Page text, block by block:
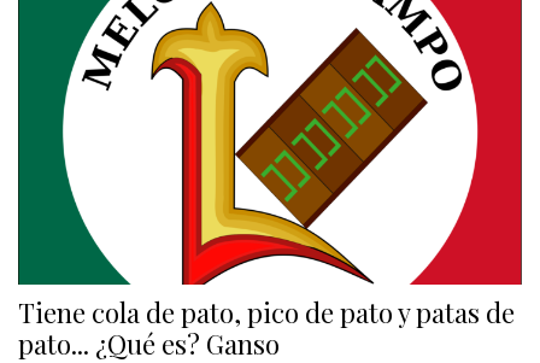
Tiene cola de pato, pico de pato y patas de
pato... ¿Qué es? Ganso